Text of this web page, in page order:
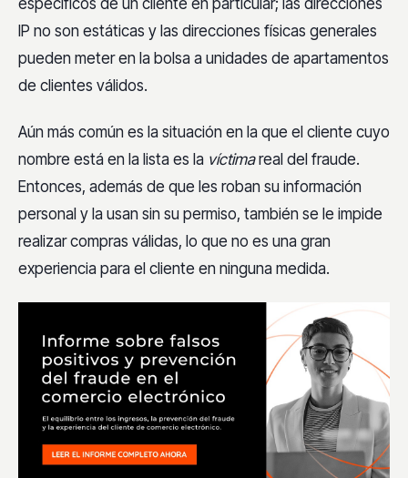
específicos de un cliente en particular; las direcciones
IP no son estáticas y las direcciones físicas generales
pueden meter en la bolsa a unidades de apartamentos
de clientes válidos.
Aún más común es la situación en la que el cliente cuyo
nombre está en la lista es la víctimareal del fraude.
Entonces, además de que les roban su información
personal y la usan sin su permiso, también se le impide
realizar compras válidas, lo que no es una gran
experiencia para el cliente en ninguna medida.